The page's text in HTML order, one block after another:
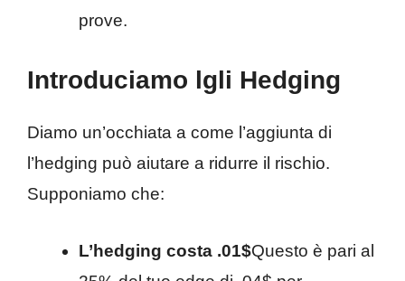
prove.
Introduciamo lgli Hedging
Diamo un’occhiata a come l’aggiunta di
l’hedging può aiutare a ridurre il rischio.
Supponiamo che:
L’hedging costa .01$Questo è pari al